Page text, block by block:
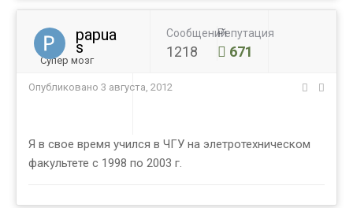
papua
s
Супер мозг
Сообщений
1218
Репутация
671
Опубликовано 3 августа, 2012
Я в свое время учился в ЧГУ на элетротехническом
факультете с 1998 по 2003 г.